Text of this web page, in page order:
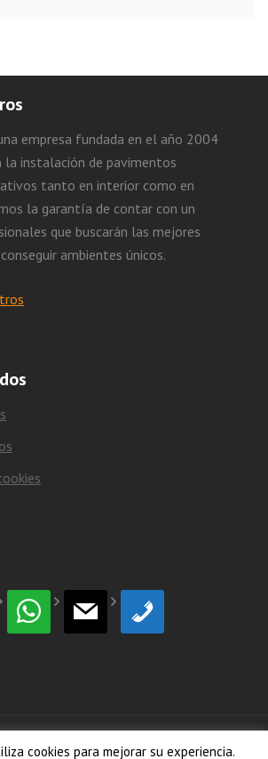
empresa fundada en el año 2004
la instalación de pavimentos
tanto en interior como en
la garantía de contar con un
que buscarán las mejores
ambientes únicos.
whatsapp mail phone
cookies para mejorar su experiencia.